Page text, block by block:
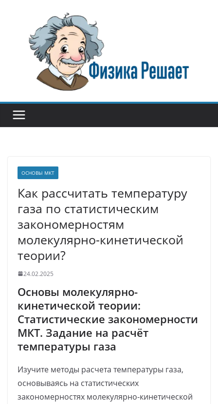
содержимому
ОСНОВЫ МКТ
Как рассчитать температуру
газа по статистическим
закономерностям
молекулярно-кинетической
теории?
24.02.2025
Основы молекулярно-
кинетической теории:
Статистические закономерности
МКТ. Задание на расчёт
температуры газа
Изучите методы расчета температуры газа,
основываясь на статистических
закономерностях молекулярно-кинетической